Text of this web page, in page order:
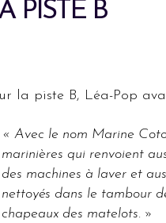
PISTE B
la piste B, Léa-Pop
« Avec le nom Marine
marinières qui renvoient
des machines à laver et
nettoyés dans le tambour
chapeaux des matelots. »